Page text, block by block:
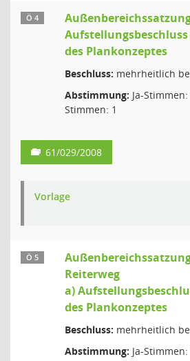
Ö 4
des Plankonzeptes
Beschluss: mehrheitlich
Abstimmung: Ja-
Stimmen: 1
61/029/2008
Vorlage
Ö 5
Reiterweg
a)
des Plankonzeptes
Beschluss: mehrheitlich
Abstimmung: Ja-